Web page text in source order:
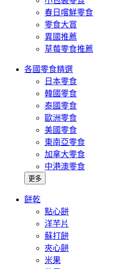
春日嚐鮮零食
零食大賞
異國推薦
草莓零食推薦
各國零食精選
日本零食
韓國零食
泰國零食
歐洲零食
美國零食
東南亞零食
加拿大零食
中港澳零食
更多
餅乾
點心餅
洋芋片
蘇打餅
夾心餅
米果